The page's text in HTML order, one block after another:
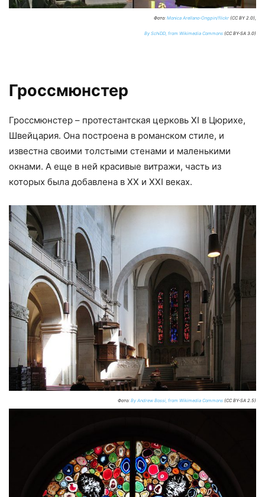
Фото: Monica Arellano-Ongpin/flickr (CC BY 2.0),
By SchiDD, from Wikimedia Commons (CC BY-SA 3.0)
Гроссмюнстер
Гроссмюнстер – протестантская церковь XI в Цюрихе,
Швейцария. Она построена в романском стиле, и
известна своими толстыми стенами и маленькими
окнами. А еще в ней красивые витражи, часть из
которых была добавлена в XX и XXI веках.
Фото: By Andrew Bossi, from Wikimedia Commons (CC BY-SA 2.5)